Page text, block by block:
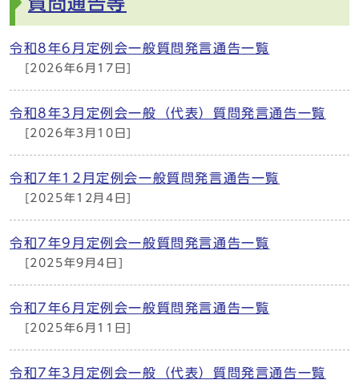
令和8年6月定例会一般質問発言通告一覧
[2026年6月17日]
令和8年3月定例会一般（代表）質問発言通告一覧
[2026年3月10日]
令和7年12月定例会一般質問発言通告一覧
[2025年12月4日]
令和7年9月定例会一般質問発言通告一覧
[2025年9月4日]
令和7年6月定例会一般質問発言通告一覧
[2025年6月11日]
令和7年3月定例会一般（代表）質問発言通告一覧